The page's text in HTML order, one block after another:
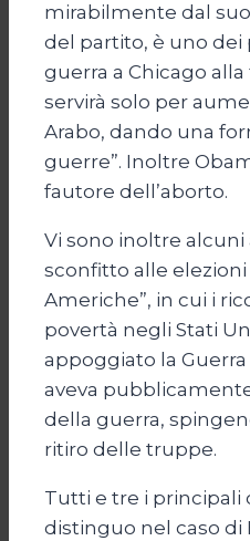
mirabilmente dal
del partito, è uno dei
guerra a Chicago
servirà solo per
Arabo, dando una
guerre”. Inoltre
fautore dell’aborto.
Vi sono inoltre alcuni
sconfitto alle
Americhe”, in cui i
povertà negli Stati
appoggiato la
aveva
della guerra,
ritiro delle truppe.
Tutti e tre i principali
distinguo nel caso di